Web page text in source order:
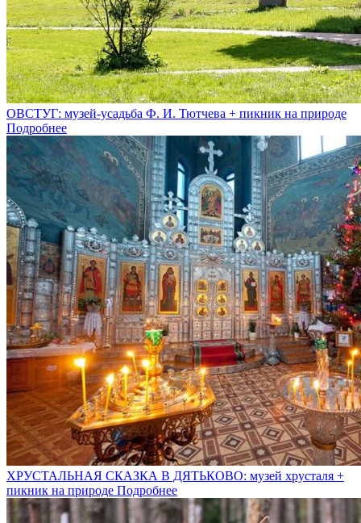
ОВСТУГ: музей-усадьба Ф. И. Тютчева + пикник на природе
Подробнее
ХРУСТАЛЬНАЯ СКАЗКА В ДЯТЬКОВО: музей хрусталя +
пикник на природе Подробнее